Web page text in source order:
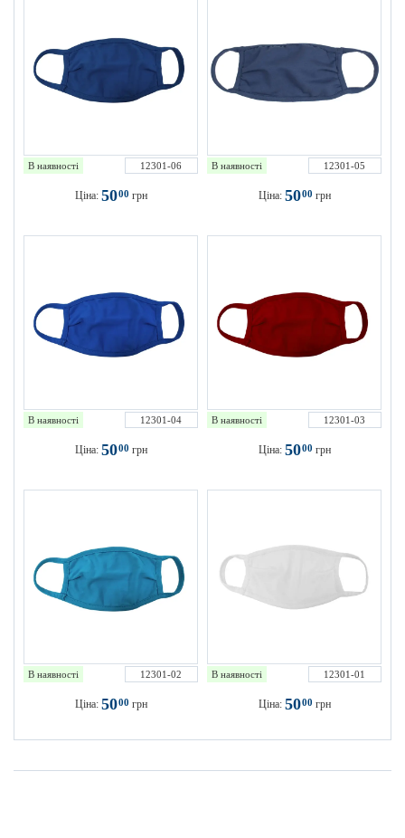
В наявності 12301-06
Ціна: 5000 грн
В наявності 12301-05
Ціна: 5000 грн
В наявності 12301-04
Ціна: 5000 грн
В наявності 12301-03
Ціна: 5000 грн
В наявності 12301-02
Ціна: 5000 грн
В наявності 12301-01
Ціна: 5000 грн